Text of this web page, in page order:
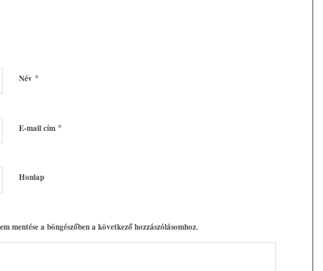
Név *
E-mail cím *
Honlap
mentése a böngészőben a következő hozzászólásomhoz.